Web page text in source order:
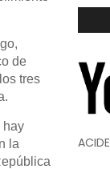
de
tres
hay
la